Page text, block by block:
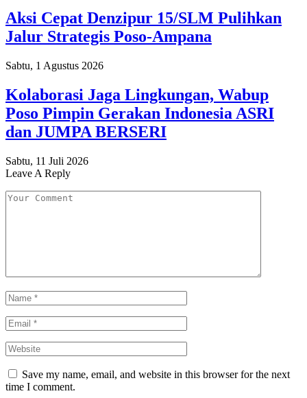
Aksi Cepat Denzipur 15/SLM Pulihkan
Jalur Strategis Poso-Ampana
Sabtu, 1 Agustus 2026
Kolaborasi Jaga Lingkungan, Wabup
Poso Pimpin Gerakan Indonesia ASRI
dan JUMPA BERSERI
Sabtu, 11 Juli 2026
Leave A Reply
Save my name, email, and website in this browser for the next
time I comment.